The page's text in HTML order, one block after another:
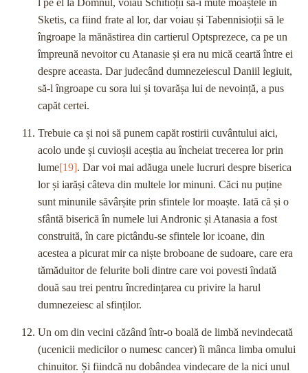
Sketis, ca fiind frate al lor, dar voiau și Tabennisioții să le
îngroape la mănăstirea din cartierul Optsprezece, ca pe un
împreună nevoitor cu Atanasie și era nu mică ceartă între ei
despre aceasta. Dar judecând dumnezeiescul Daniil legiuit,
să-l îngroape cu sora lui și tovarășa lui de nevoință, a pus
capăt certei.
Trebuie ca și noi să punem capăt rostirii cuvântului aici,
acolo unde și cuvioșii aceștia au încheiat trecerea lor prin
lume[19]. Dar voi mai adăuga unele lucruri despre biserica
lor și iarăși câteva din multele lor minuni. Căci nu puține
sunt minunile săvârșite prin sfintele lor moaște. Iată că și o
sfântă biserică în numele lui Andronic și Atanasia a fost
construită, în care pictându-se sfintele lor icoane, din
acestea a picurat mir ca niște broboane de sudoare, care era
tămăduitor de felurite boli dintre care voi povesti îndată
două sau trei pentru încredințarea cu privire la harul
dumnezeiesc al sfinților.
Un om din vecini căzând într-o boală de limbă nevindecată
(ucenicii medicilor o numesc cancer) îi mânca limba omului
chinuitor. Și fiindcă nu dobândea vindecare de la nici unul